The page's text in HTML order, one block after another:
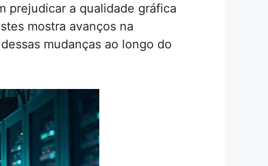
prejudicar a qualidade gráfica
mostra avanços na
mudanças ao longo do